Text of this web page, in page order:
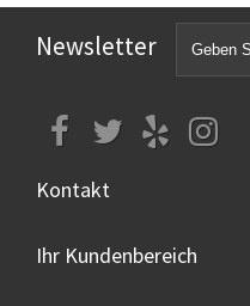
Newsletter
Kontakt
Ihr Kundenbereich